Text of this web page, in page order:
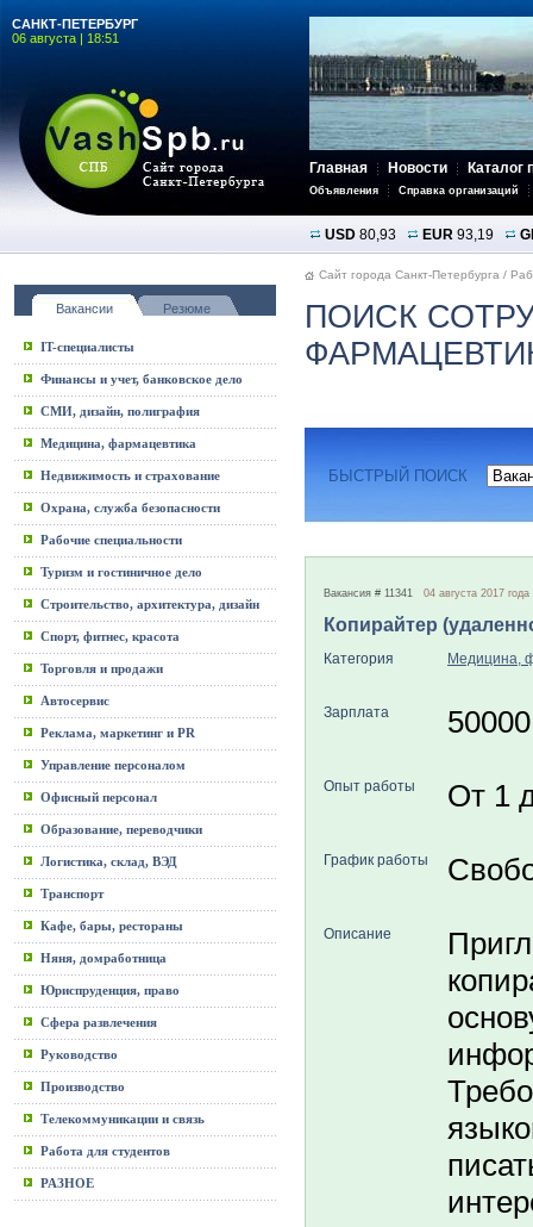
САНКТ-ПЕТЕРБУРГ
06 августа | 18:51
Главная Новости Каталог
Объявления Справка организаций
USD 80,93 EUR 93,19
Вакансии Резюме
IT-специалисты
Финансы и учет, банковское дело
СМИ, дизайн, полиграфия
Медицина, фармацевтика
Недвижимость и страхование
Охрана, служба безопасности
Рабочие специальности
Туризм и гостиничное дело
Строительство, архитектура, дизайн
Спорт, фитнес, красота
Торговля и продажи
Автосервис
Реклама, маркетинг и PR
Управление персоналом
Офисный персонал
Образование, переводчики
Логистика, склад, ВЭД
Транспорт
Кафе, бары, рестораны
Няня, домработница
Юриспруденция, право
Сфера развлечения
Руководство
Производство
Телекоммуникации и связь
Работа для студентов
РАЗНОЕ
Сайт города Санкт-Петербурга /
ПОИСК
БЫСТРЫЙ ПОИСК
Вакансия # 11341 04 августа 2017 года
Копирайтер
Категория Медицина,
Зарплата 50000
Опыт работы От 1
График работы
Описание